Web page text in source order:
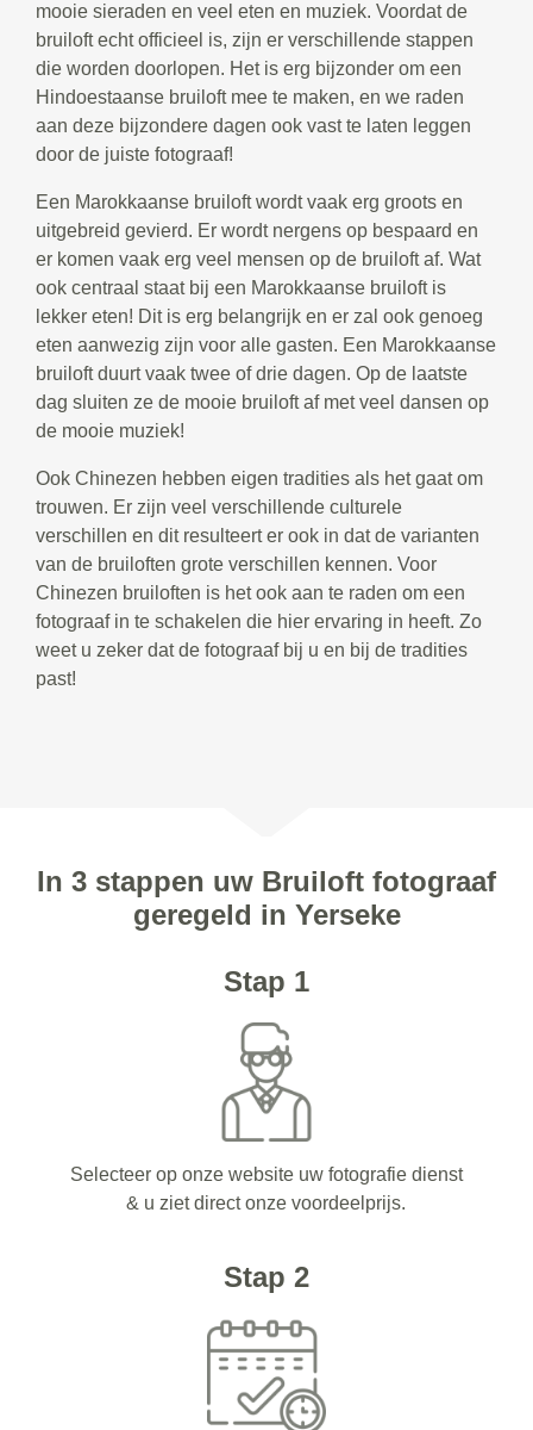
mooie sieraden en veel eten en muziek. Voordat de
bruiloft echt officieel is, zijn er verschillende stappen
die worden doorlopen. Het is erg bijzonder om een
Hindoestaanse bruiloft mee te maken, en we raden
aan deze bijzondere dagen ook vast te laten leggen
door de juiste fotograaf!
Een Marokkaanse bruiloft wordt vaak erg groots en
uitgebreid gevierd. Er wordt nergens op bespaard en
er komen vaak erg veel mensen op de bruiloft af. Wat
ook centraal staat bij een Marokkaanse bruiloft is
lekker eten! Dit is erg belangrijk en er zal ook genoeg
eten aanwezig zijn voor alle gasten. Een Marokkaanse
bruiloft duurt vaak twee of drie dagen. Op de laatste
dag sluiten ze de mooie bruiloft af met veel dansen op
de mooie muziek!
Ook Chinezen hebben eigen tradities als het gaat om
trouwen. Er zijn veel verschillende culturele
verschillen en dit resulteert er ook in dat de varianten
van de bruiloften grote verschillen kennen. Voor
Chinezen bruiloften is het ook aan te raden om een
fotograaf in te schakelen die hier ervaring in heeft. Zo
weet u zeker dat de fotograaf bij u en bij de tradities
past!
In 3 stappen uw Bruiloft fotograaf
geregeld in Yerseke
Stap 1
Selecteer op onze website uw fotografie dienst
& u ziet direct onze voordeelprijs.
Stap 2